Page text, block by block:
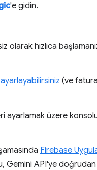
'e gidin.
olarak hızlıca
(ve
üzere
Firebase
Gemini API'ye